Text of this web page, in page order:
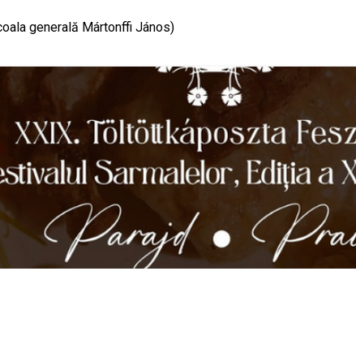
generală Mártonffi János)